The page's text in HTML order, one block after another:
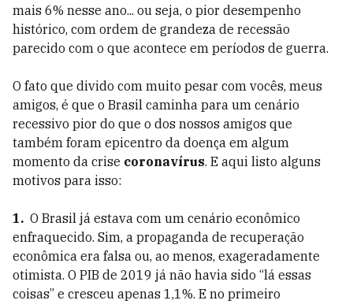
mais 6% nesse ano... ou seja, o pior desempenho
histórico, com ordem de grandeza de recessão
parecido com o que acontece em períodos de guerra.
O fato que divido com muito pesar com vocês, meus
amigos, é que o Brasil caminha para um cenário
recessivo pior do que o dos nossos amigos que
também foram epicentro da doença em algum
momento da crise coronavírus. E aqui listo alguns
motivos para isso:
1. O Brasil já estava com um cenário econômico
enfraquecido. Sim, a propaganda de recuperação
econômica era falsa ou, ao menos, exageradamente
otimista. O PIB de 2019 já não havia sido “lá essas
coisas” e cresceu apenas 1,1%. E no primeiro